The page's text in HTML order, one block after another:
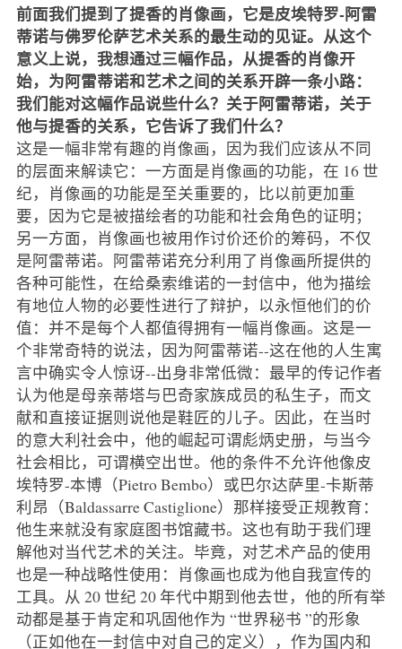
前面我们提到了提香的肖像画，它是皮埃特罗-阿雷
蒂诺与佛罗伦萨艺术关系的最生动的见证。从这个
意义上说，我想通过三幅作品，从提香的肖像开
始，为阿雷蒂诺和艺术之间的关系开辟一条小路：
我们能对这幅作品说些什么？关于阿雷蒂诺，关于
他与提香的关系，它告诉了我们什么？
这是一幅非常有趣的肖像画，因为我们应该从不同
的层面来解读它：一方面是肖像画的功能，在 16 世
纪，肖像画的功能是至关重要的，比以前更加重
要，因为它是被描绘者的功能和社会角色的证明；
另一方面，肖像画也被用作讨价还价的筹码，不仅
是阿雷蒂诺。阿雷蒂诺充分利用了肖像画所提供的
各种可能性，在给桑索维诺的一封信中，他为描绘
有地位人物的必要性进行了辩护，以永恒他们的价
值：并不是每个人都值得拥有一幅肖像画。这是一
个非常奇特的说法，因为阿雷蒂诺--这在他的人生寓
言中确实令人惊讶--出身非常低微：最早的传记作者
认为他是母亲蒂塔与巴奇家族成员的私生子，而文
献和直接证据则说他是鞋匠的儿子。因此，在当时
的意大利社会中，他的崛起可谓彪炳史册，与当今
社会相比，可谓横空出世。他的条件不允许他像皮
埃特罗-本博（Pietro Bembo）或巴尔达萨里-卡斯蒂
利昂（Baldassarre Castiglione）那样接受正规教育：
他生来就没有家庭图书馆藏书。这也有助于我们理
解他对当代艺术的关注。毕竟，对艺术产品的使用
也是一种战略性使用：肖像画也成为他自我宣传的
工具。从 20 世纪 20 年代中期到他去世，他的所有举
动都是基于肯定和巩固他作为 “世界秘书 ”的形象
（正如他在一封信中对自己的定义），作为国内和